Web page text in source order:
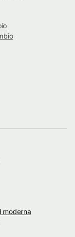
moderna